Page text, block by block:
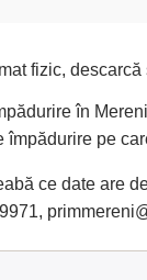
fizic,
în
pe
ce date are